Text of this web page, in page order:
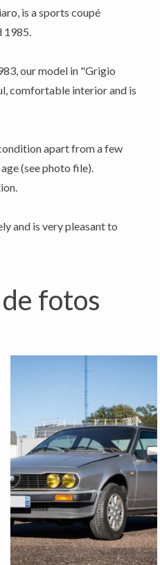
is a sports coupé
1985.
our model in "Grigio
comfortable interior and is
apart from a few
(see photo file).
and is very pleasant to
fotos